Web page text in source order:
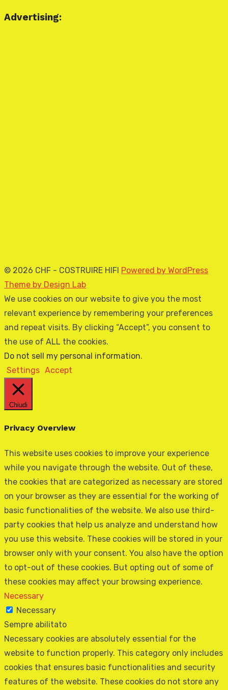
Advertising:
© 2026 CHF - COSTRUIRE HIFI Powered by WordPress
Theme by Design Lab
We use cookies on our website to give you the most
relevant experience by remembering your preferences
and repeat visits. By clicking “Accept”, you consent to
the use of ALL the cookies.
Do not sell my personal information.
Settings Accept
Chiudi
Privacy Overview
This website uses cookies to improve your experience
while you navigate through the website. Out of these,
the cookies that are categorized as necessary are stored
on your browser as they are essential for the working of
basic functionalities of the website. We also use third-
party cookies that help us analyze and understand how
you use this website. These cookies will be stored in your
browser only with your consent. You also have the option
to opt-out of these cookies. But opting out of some of
these cookies may affect your browsing experience.
Necessary
Necessary
Sempre abilitato
Necessary cookies are absolutely essential for the
website to function properly. This category only includes
cookies that ensures basic functionalities and security
features of the website. These cookies do not store any